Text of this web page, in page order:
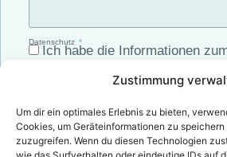
Zustimmung
Um dir ein optimales Erlebnis zu bieten,
Cookies, um Geräteinformationen zu
zuzugreifen. Wenn du diesen Technologien
Datenschutz
Ich habe die Informationen
Absenden des Formulars willige
Datenschutzerklärung erläutert -